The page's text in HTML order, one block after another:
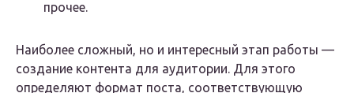
прочее.
Наиболее сложный, но и интересный этап работы —
создание контента для аудитории. Для этого
определяют формат поста, соответствующую